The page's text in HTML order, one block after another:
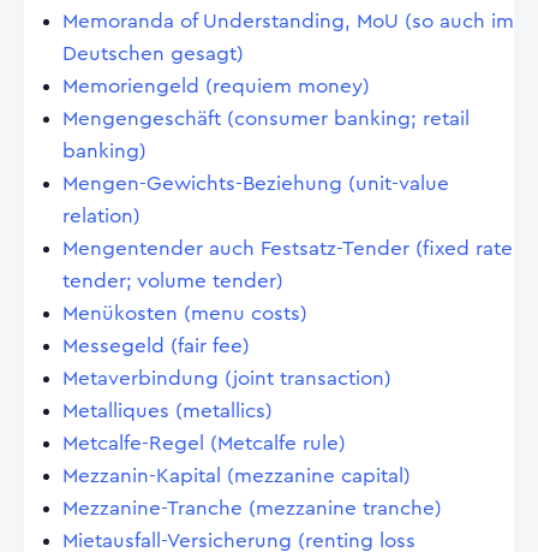
Memoranda of Understanding, MoU (so auch im
Deutschen gesagt)
Memoriengeld (requiem money)
Mengengeschäft (consumer banking; retail
banking)
Mengen-Gewichts-Beziehung (unit-value
relation)
Mengentender auch Festsatz-Tender (fixed rate
tender; volume tender)
Menükosten (menu costs)
Messegeld (fair fee)
Metaverbindung (joint transaction)
Metalliques (metallics)
Metcalfe-Regel (Metcalfe rule)
Mezzanin-Kapital (mezzanine capital)
Mezzanine-Tranche (mezzanine tranche)
Mietausfall-Versicherung (renting loss